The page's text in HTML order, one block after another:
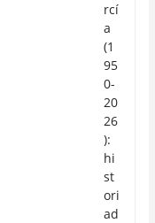
rcí
a
(1
95
0-
20
26
):
hi
st
ori
ad